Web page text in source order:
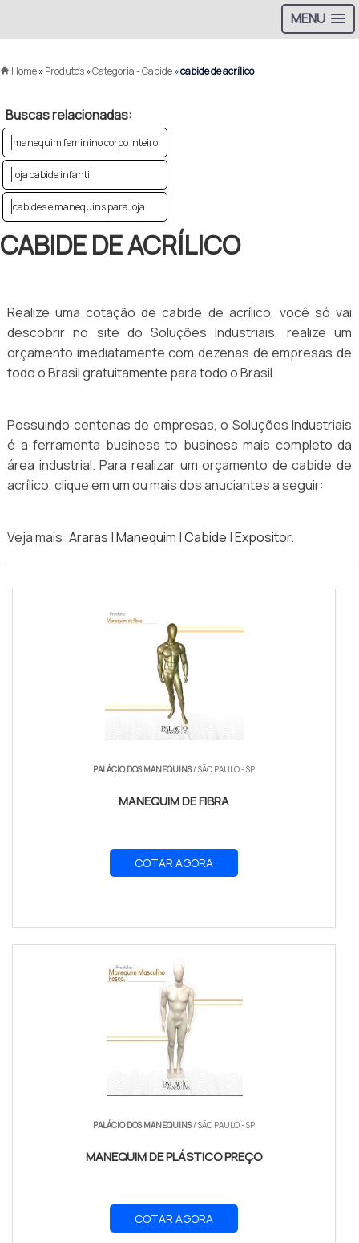
MENU
Home»Produtos»Categoria - Cabide»cabide de acrílico
Buscas relacionadas:
manequim feminino corpo inteiro
loja cabide infantil
cabides e manequins para loja
CABIDE DE ACRÍLICO
Realize uma cotação de cabide de acrílico, você só vai
descobrir no site do Soluções Industriais, realize um
orçamento imediatamente com dezenas de empresas de
todo o Brasil gratuitamente para todo o Brasil
Possuindo centenas de empresas, o Soluções Industriais
é a ferramenta business to business mais completo da
área industrial. Para realizar um orçamento de cabide de
acrílico, clique em um ou mais dos anuciantes a seguir:
Veja mais: Araras |Manequim |Cabide |Expositor.
PALÁCIO DOS MANEQUINS/ SÃO PAULO - SP
MANEQUIM DE FIBRA
COTAR AGORA
PALÁCIO DOS MANEQUINS/ SÃO PAULO - SP
MANEQUIM DE PLÁSTICO PREÇO
COTAR AGORA